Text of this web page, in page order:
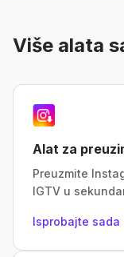
Više alata
Alat za
Preuzmite
IGTV u
Isprobajte sada